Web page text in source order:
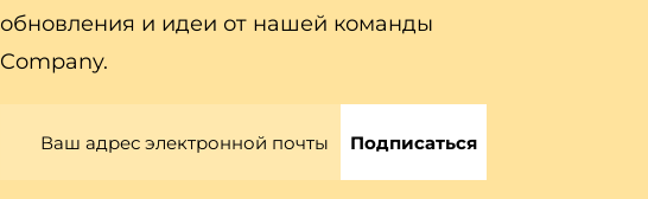
обновления и идеи от нашей команды
Company.
Подписаться